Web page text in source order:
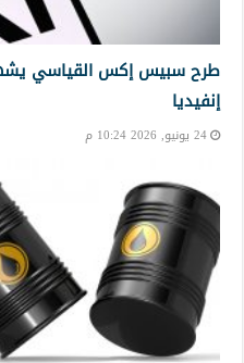
طرح سبيس إكس القياسي
إنفيديا
24 يونيو, 2026 10:24 م